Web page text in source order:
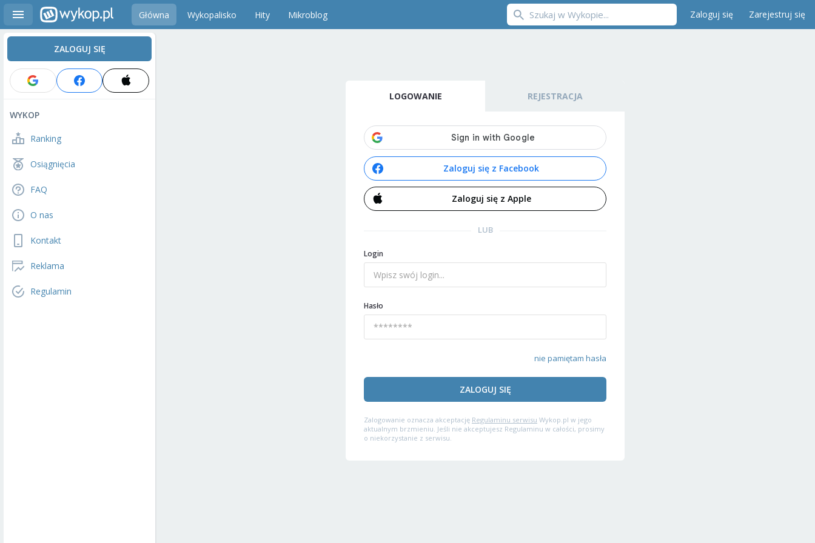
Główna Wykopalisko Hity Mikroblog Zaloguj się Zarejestruj się
ZALOGUJ SIĘ
WYKOP
Ranking
Osiągnięcia
FAQ
O nas
Kontakt
Reklama
Regulamin
LOGOWANIE REJESTRACJA
Zaloguj się z Facebook
Zaloguj się z Apple
LUB
Login
Hasło
nie pamiętam hasła
ZALOGUJ SIĘ
Zalogowanie oznacza akceptację Regulaminu serwisu Wykop.pl w jego
aktualnym brzmieniu. Jeśli nie akceptujesz Regulaminu w całości, prosimy
o niekorzystanie z serwisu.